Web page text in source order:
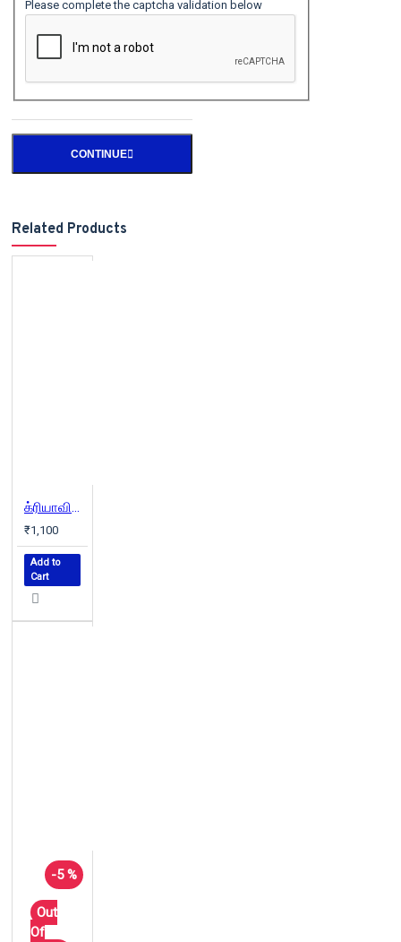
Please complete the captcha validation below
CONTINUE
Related Products
க்ரியாவின் தற்காலத் தமிழ் அகராதி
₹1,100
Add to
Cart
-5 %
Out
Of